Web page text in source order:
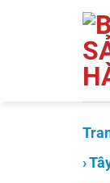
›